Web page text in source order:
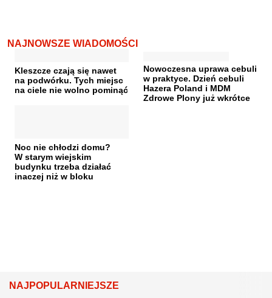
NAJNOWSZE WIADOMOŚCI
Kleszcze czają się nawet
na podwórku. Tych miejsc
na ciele nie wolno pominąć
Nowoczesna uprawa cebuli
w praktyce. Dzień cebuli
Hazera Poland i MDM
Zdrowe Plony już wkrótce
Noc nie chłodzi domu?
W starym wiejskim
budynku trzeba działać
inaczej niż w bloku
NAJPOPULARNIEJSZE